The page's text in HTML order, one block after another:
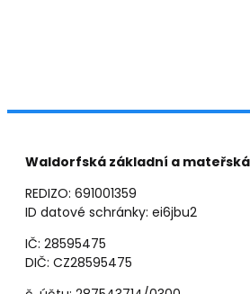
Waldorfská základní a
REDIZO: 691001359
ID datové schránky: ei6jbu2
IČ: 28595475
DIČ: CZ28595475